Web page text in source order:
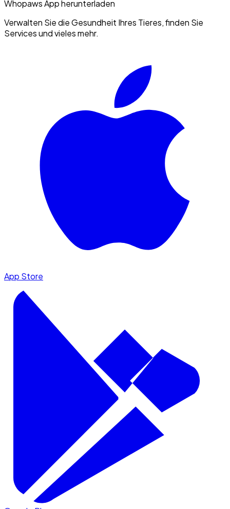
Whopaws App herunterladen
Verwalten Sie die Gesundheit Ihres Tieres, finden Sie
Services und vieles mehr.
App Store